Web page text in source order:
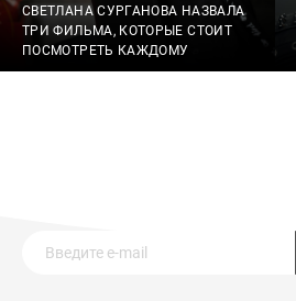
СВЕТЛАНА СУРГАНОВА НАЗВАЛА
ТРИ ФИЛЬМА, КОТОРЫЕ СТОИТ
ПОСМОТРЕТЬ КАЖДОМУ